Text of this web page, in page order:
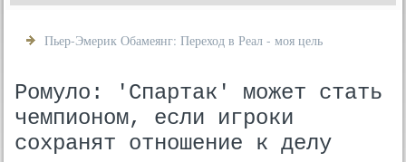
Пьер-Эмерик Обамеянг: Переход в Реал - моя цель
Ромуло: 'Спартак' может стать
чемпионом, если игроки
сохранят отношение к делу